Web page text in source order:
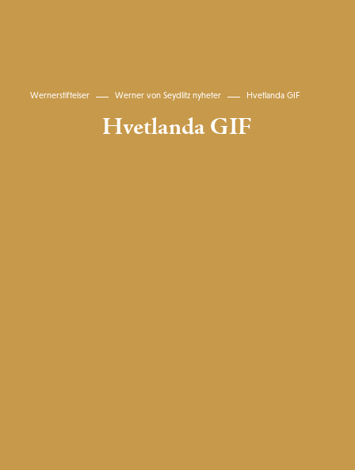
Wernerstiftelser Werner von Seydlitz nyheter Hvetlanda GIF
Hvetlanda GIF